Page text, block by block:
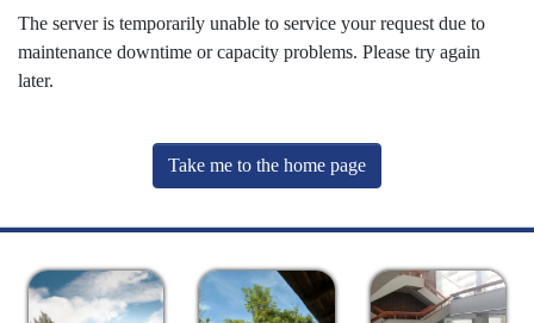
The server is temporarily unable to service your request due to
maintenance downtime or capacity problems. Please try again
later.
Take me to the home page